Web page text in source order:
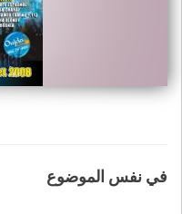
في نفس الموضوع